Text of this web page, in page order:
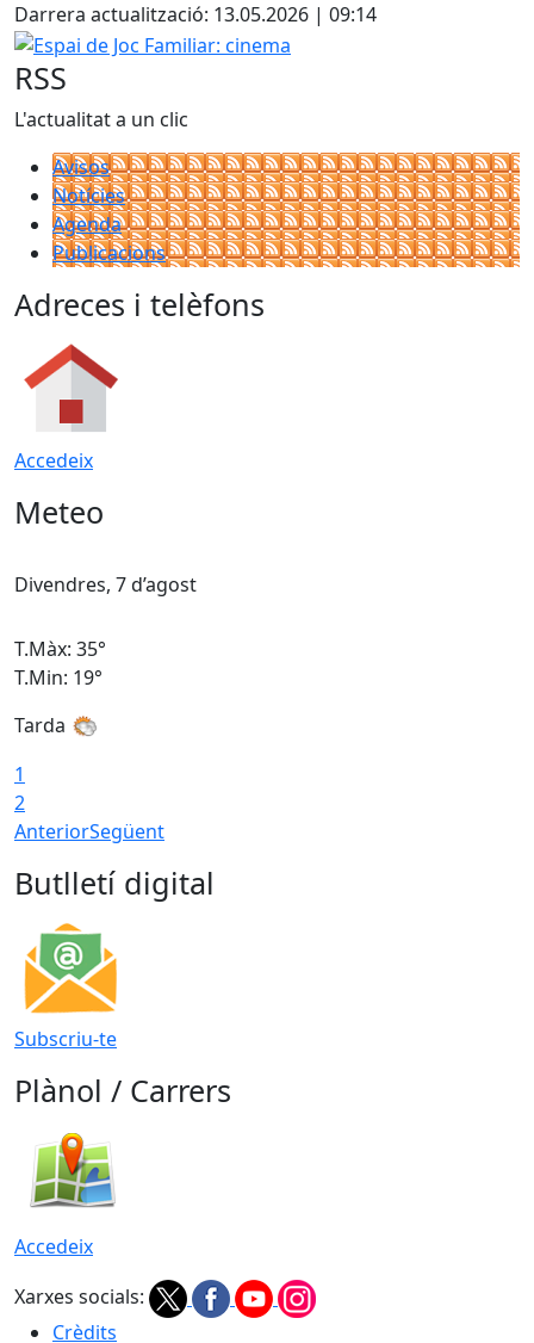
Darrera actualització: 13.05.2026 | 09:14
Espai de Joc Familiar: cinema
RSS
L'actualitat a un clic
Avisos
Notícies
Agenda
Publicacions
Adreces i telèfons
Accedeix
Meteo
Divendres, 7 d’agost
T.Màx: 35°
T.Min: 19°
Tarda
1
2
AnteriorSegüent
Butlletí digital
Subscriu-te
Plànol / Carrers
Accedeix
Xarxes socials:
Crèdits